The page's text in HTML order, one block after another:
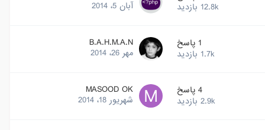
12.8k بازدید
آبان 5، 2014
1 پاسخ
1.7k بازدید
B.A.H.M.A.N
مهر 26، 2014
4 پاسخ
2.9k بازدید
MASOOD OK
شهریور 18، 2014